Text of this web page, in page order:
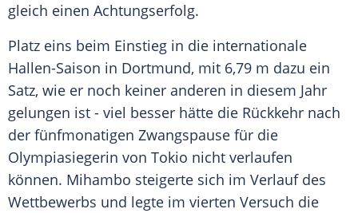
gleich einen Achtungserfolg.
Platz eins beim Einstieg in die internationale
Hallen-Saison in Dortmund, mit 6,79 m dazu ein
Satz, wie er noch keiner anderen in diesem Jahr
gelungen ist - viel besser hätte die Rückkehr nach
der fünfmonatigen Zwangspause für die
Olympiasiegerin von Tokio nicht verlaufen
können. Mihambo steigerte sich im Verlauf des
Wettbewerbs und legte im vierten Versuch die